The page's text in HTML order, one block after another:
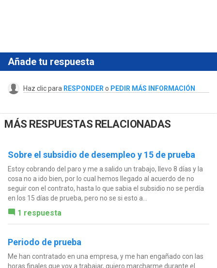
Añade tu respuesta
Haz clic para RESPONDER o PEDIR MÁS INFORMACIÓN
MÁS RESPUESTAS RELACIONADAS
Sobre el subsidio de desempleo y 15 de prueba
Estoy cobrando del paro y me a salido un trabajo, llevo 8 días y la
cosa no a ido bien, por lo cual hemos llegado al acuerdo de no
seguir con el contrato, hasta lo que sabia el subsidio no se perdía
en los 15 días de prueba, pero no se si esto a...
1 respuesta
Periodo de prueba
Me han contratado en una empresa, y me han engañado con las
horas finales que voy a trabajar, quiero marcharme durante el